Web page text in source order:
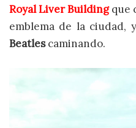
Royal Liver Buildingque
emblema de la ciudad,
Beatlescaminando.